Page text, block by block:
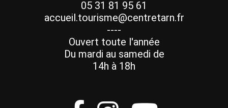
05 31 81 95 61
accueil.tourisme@centretarn.fr
----
Ouvert toute l'année
Du mardi au samedi de
14h à 18h